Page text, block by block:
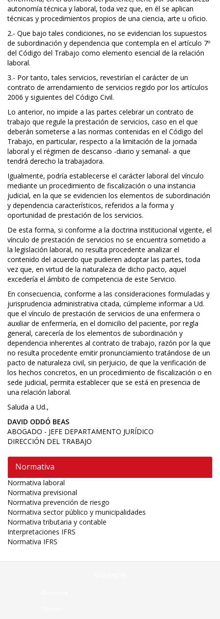
autonomía técnica y laboral, toda vez que, en él se aplican
técnicas y procedimientos propios de una ciencia, arte u oficio.
2.- Que bajo tales condiciones, no se evidencian los supuestos
de subordinación y dependencia que contempla en el artículo 7º
del Código del Trabajo como elemento esencial de la relación
laboral.
3.- Por tanto, tales servicios, revestirían el carácter de un
contrato de arrendamiento de servicios regido por los artículos
2006 y siguientes del Código Civil.
Lo anterior, no impide a las partes celebrar un contrato de
trabajo que regule la prestación de servicios, caso en el que
deberán someterse a las normas contenidas en el Código del
Trabajo, en particular, respecto a la limitación de la jornada
laboral y el régimen de descanso -diario y semanal- a que
tendrá derecho la trabajadora.
Igualmente, podría establecerse el carácter laboral del vínculo
mediante un procedimiento de fiscalización o una instancia
judicial, en la que se evidencien los elementos de subordinación
y dependencia característicos, referidos a la forma y
oportunidad de prestación de los servicios.
De esta forma, si conforme a la doctrina institucional vigente, el
vínculo de prestación de servicios no se encuentra sometido a
la legislación laboral, no resulta procedente analizar el
contenido del acuerdo que pudieren adoptar las partes, toda
vez que, en virtud de la naturaleza de dicho pacto, aquel
excedería el ámbito de competencia de este Servicio.
En consecuencia, conforme a las consideraciones formuladas y
jurisprudencia administrativa citada, cúmpleme informar a Ud.
que el vínculo de prestación de servicios de una enfermera o
auxiliar de enfermería, en el domicilio del paciente, por regla
general, carecería de los elementos de subordinación y
dependencia inherentes al contrato de trabajo, razón por la que
no resulta procedente emitir pronunciamiento tratándose de un
pacto de naturaleza civil, sin perjuicio, de que la verificación de
los hechos concretos, en un procedimiento de fiscalización o en
sede judicial, permita establecer que se está en presencia de
una relación laboral.
Saluda a Ud.,
DAVID ODDÓ BEAS
ABOGADO - JEFE DEPARTAMENTO JURÍDICO
DIRECCIÓN DEL TRABAJO
Normativa
Normativa laboral
Normativa previsional
Normativa prevención de riesgo
Normativa sector público y municipalidades
Normativa tributaria y contable
Interpretaciones IFRS
Normativa IFRS